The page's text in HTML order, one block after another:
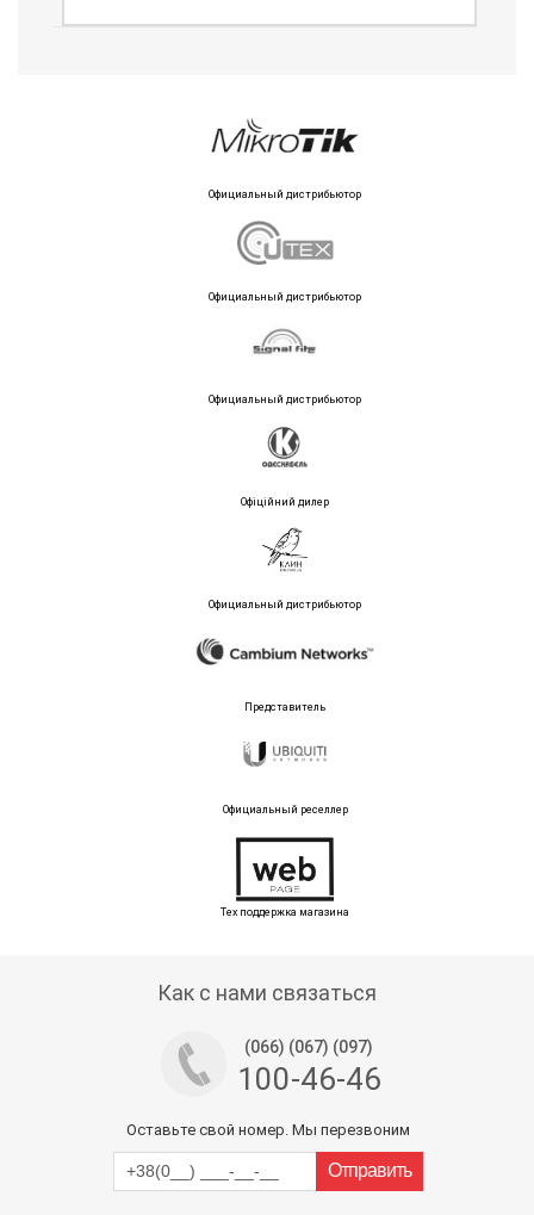
Официальный дистрибьютор
Официальный дистрибьютор
Официальный дистрибьютор
Офіційний дилер
Официальный дистрибьютор
Представитель
Официальный реселлер
Тех поддержка магазина
Как с нами связаться
(066) (067) (097)
100-46-46
Оставьте свой номер. Мы перезвоним